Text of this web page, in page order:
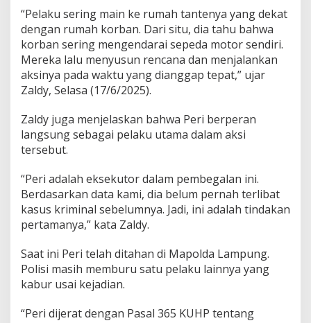
L
a
m
p
u
n
g
S
d
a
r
e
n
c
a
k
“Pelaku sering main ke rumah tantenya yang dekat
dengan rumah korban. Dari situ, dia tahu bahwa
korban sering mengendarai sepeda motor sendiri.
Mereka lalu menyusun rencana dan menjalankan
aksinya pada waktu yang dianggap tepat,” ujar
Zaldy, Selasa (17/6/2025).
Zaldy juga menjelaskan bahwa Peri berperan
langsung sebagai pelaku utama dalam aksi
tersebut.
“Peri adalah eksekutor dalam pembegalan ini.
Berdasarkan data kami, dia belum pernah terlibat
kasus kriminal sebelumnya. Jadi, ini adalah tindakan
pertamanya,” kata Zaldy.
Saat ini Peri telah ditahan di Mapolda Lampung.
Polisi masih memburu satu pelaku lainnya yang
kabur usai kejadian.
“Peri dijerat dengan Pasal 365 KUHP tentang